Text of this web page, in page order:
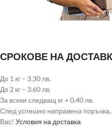
СРОКОВЕ НА
До 1 кг – 3.30 лв.
До 2 кг – 3.60 лв.
За всеки следващ кг + 0.40 лв.
След успешно направена
Вас! Условия на доставка